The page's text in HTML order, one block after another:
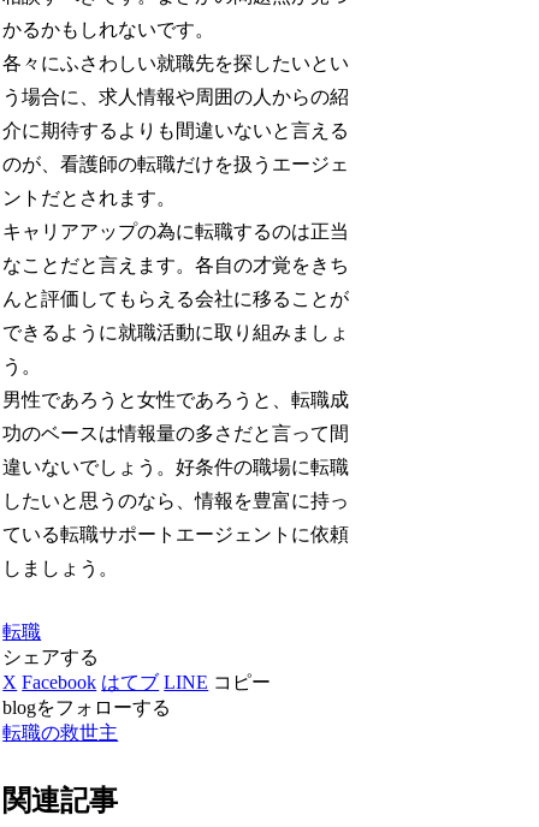
かるかもしれないです。
各々にふさわしい就職先を探したいとい
う場合に、求人情報や周囲の人からの紹
介に期待するよりも間違いないと言える
のが、看護師の転職だけを扱うエージェ
ントだとされます。
キャリアアップの為に転職するのは正当
なことだと言えます。各自の才覚をきち
んと評価してもらえる会社に移ることが
できるように就職活動に取り組みましょ
う。
男性であろうと女性であろうと、転職成
功のベースは情報量の多さだと言って間
違いないでしょう。好条件の職場に転職
したいと思うのなら、情報を豊富に持っ
ている転職サポートエージェントに依頼
しましょう。
転職
シェアする
X Facebook はてブ LINE コピー
blogをフォローする
転職の救世主
関連記事